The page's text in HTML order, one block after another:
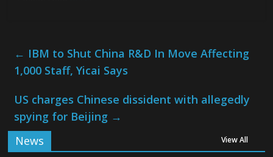
← IBM to Shut China R&D In Move Affecting
1,000 Staff, Yicai Says
US charges Chinese dissident with allegedly
spying for Beijing →
News
View All